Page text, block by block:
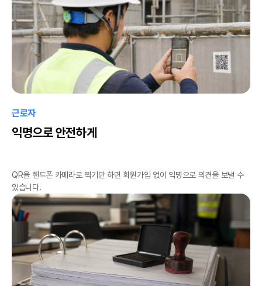
근로자
익명으로 안전하게
QR을 핸드폰 카메라로 찍기만 하면 회원가입 없이 익명으로 의견을 보낼 수
있습니다.